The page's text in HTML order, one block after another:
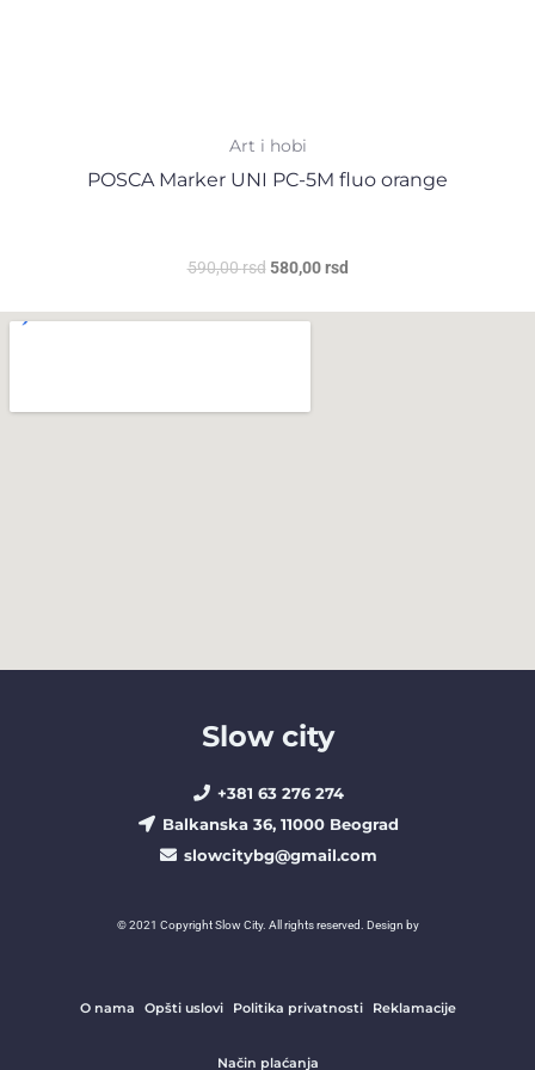
Art i hobi
POSCA Marker UNI PC-5M fluo orange
590,00rsd 580,00rsd
Slow city
+381 63 276 274​
Balkanska 36, 11000 Beograd​
slowcitybg@gmail.com
© 2021 Copyright Slow City. All rights reserved. Design by
O nama Opšti uslovi Politika privatnosti Reklamacije
Način plaćanja